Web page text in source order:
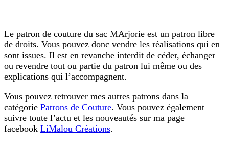
Le patron de couture du sac MArjorie est un patron libre
de droits. Vous pouvez donc vendre les réalisations qui en
sont issues. Il est en revanche interdit de céder, échanger
ou revendre tout ou partie du patron lui même ou des
explications qui l’accompagnent.
Vous pouvez retrouver mes autres patrons dans la
catégorie Patrons de Couture. Vous pouvez également
suivre toute l’actu et les nouveautés sur ma page
facebook LiMalou Créations.